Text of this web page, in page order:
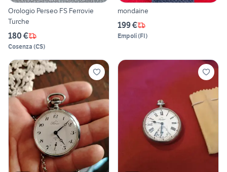
Orologio Perseo FS Ferrovie
Turche
180 €
Cosenza (CS)
mondaine
199 €
Empoli(FI)